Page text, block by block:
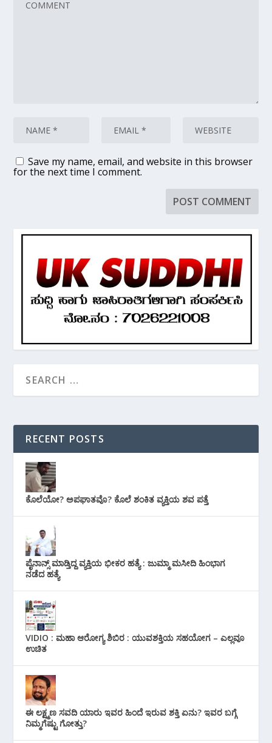
Save my name, email, and website in this browser
for the next time I comment.
RECENT POSTS
ಕೊಲೆಯೋ? ಅಪಘಾತವೊ? ಕೊಲೆ ಶಂಕಿತ ವ್ಯಕ್ತಿಯ ಶವ ಪತ್ತೆ
ಪೈನಾನ್ಸ್ ಮಾಡ್ತಿದ್ದ ವ್ಯಕ್ತಿಯ ಭೀಕರ‌ ಹತ್ಯೆ : ಜುಮ್ಮಾ ಮಸೀದಿ ಹಿಂಭಾಗ
ನಡೆದ ಹತ್ಯೆ
VIDIO : ಮಹಾ ಆರೋಗ್ಯ ಶಿಬಿರ : ಯುವಶಕ್ತಿಯ ಸಹಯೋಗ – ಎಲ್ಲವೂ
ಉಚಿತ
ಈ ಲಕ್ಷ್ಮಣ ಸವದಿ ಯಾರು ಇವರ ಹಿಂದೆ ಇರುವ ಶಕ್ತಿ ಏನು? ಇವರ ಬಗ್ಗೆ
ನಿಮ್ಮಗೆಷ್ಟು ಗೋತ್ತು?